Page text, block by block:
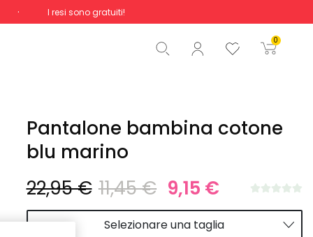
I resi sono gratuiti!
0
Totale 0,00 €
Inizio ordine
Pantalone bambina cotone
blu marino
22,95 € 11,45 € 9,15 €
Selezionare una taglia